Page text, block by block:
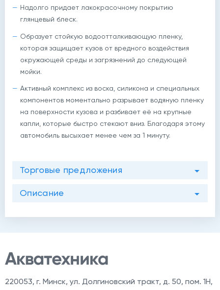
Надолго придает лакокрасочному покрытию
глянцевый блеск.
Образует стойкую водоотталкивающую пленку,
которая защищает кузов от вредного воздействия
окружающей среды и загрязнений до следующей
мойки.
Активный комплекс из воска, силикона и специальных
компонентов моментально разрывает водяную пленку
на поверхности кузова и разбивает её на крупные
капли, которые быстро стекают вниз. Благодаря этому
автомобиль высыхает менее чем за 1 минуту.
Торговые предложения
Описание
220053, г. Минск, ул. Долгиновский тракт, д. 50, пом. 1Н,